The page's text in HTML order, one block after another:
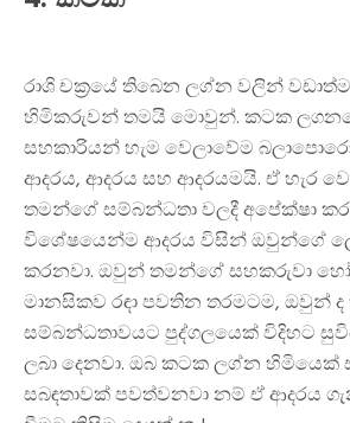
රාශි චක්‍රයේ තිබෙන ලග්න වලින්
හිමිකරුවන් තමයි මොවුන්. කටක
සහකාරියන් හැම වෙලාවේම
ආදරය, ආදරය සහ ආදරයමයි. ඒ හැර
තමන්ගේ සම්බන්ධතා වලදී අපේක්ෂා
විශේෂයෙන්ම ආදරය විසින් ඔවුන්ගේ
කරනවා. ඔවුන් තමන්ගේ සහකරුවා
මානසිකව රඳා පවතින තරමටම, ඔවුන්
සම්බන්ධතාවයට පුද්ගලයෙක් විදිහට
ලබා දෙනවා. ඔබ කටක ලග්න හිමියෙක්
සබඳතාවක් පවත්වනවා නම් ඒ ආදරය